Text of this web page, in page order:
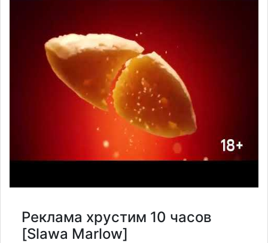
Реклама хрустим 10 часов
[Slawa Marlow]